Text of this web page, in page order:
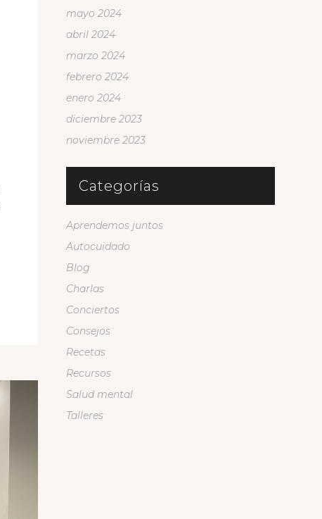
mayo 2024
abril 2024
marzo 2024
febrero 2024
enero 2024
diciembre 2023
noviembre 2023
Categorías
Aprendemos juntos
Autocuidado
Blog
Charlas
Conciertos
Consejos
Recetas
Recursos
Salud mental
Talleres